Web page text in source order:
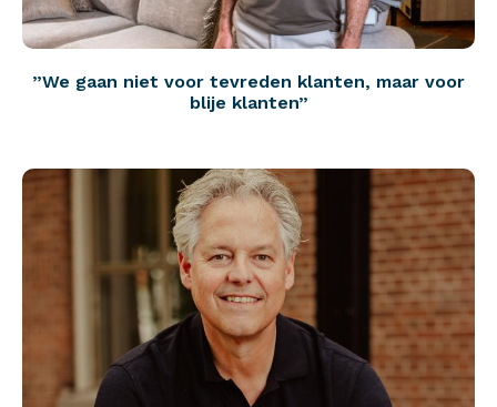
”We gaan niet voor tevreden klanten, maar voor
blije klanten”